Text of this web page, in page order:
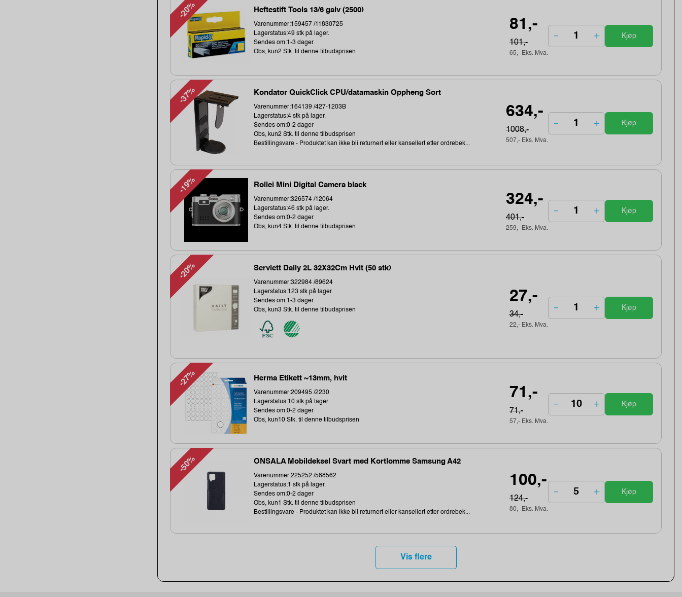
-20% Heftestift Tools 13/6 galv (2500)
Varenummer:159457 /11830725
Lagerstatus:49 stk på lager.
Sendes om:1-3 dager
Obs, kun2 Stk. til denne tilbudsprisen
81,-
101,-
65,- Eks. Mva.
Kjøp
-37% Kondator QuickClick CPU/datamaskin Oppheng Sort
Varenummer:164139 /427-1203B
Lagerstatus:4 stk på lager.
Sendes om:0-2 dager
Obs, kun2 Stk. til denne tilbudsprisen
Bestillingsvare - Produktet kan ikke bli returnert eller kansellert etter ordrebek...
634,-
1008,-
507,- Eks. Mva.
Kjøp
-19% Rollei Mini Digital Camera black
Varenummer:326574 /12064
Lagerstatus:46 stk på lager.
Sendes om:0-2 dager
Obs, kun4 Stk. til denne tilbudsprisen
324,-
401,-
259,- Eks. Mva.
Kjøp
-20% Serviett Daily 2L 32X32Cm Hvit (50 stk)
Varenummer:322984 /89624
Lagerstatus:123 stk på lager.
Sendes om:1-3 dager
Obs, kun3 Stk. til denne tilbudsprisen
27,-
34,-
22,- Eks. Mva.
Kjøp
-27% Herma Etikett ~13mm, hvit
Varenummer:209495 /2230
Lagerstatus:10 stk på lager.
Sendes om:0-2 dager
Obs, kun10 Stk. til denne tilbudsprisen
71,-
71,-
57,- Eks. Mva.
Kjøp
-50% ONSALA Mobildeksel Svart med Kortlomme Samsung A42
Varenummer:225252 /588562
Lagerstatus:1 stk på lager.
Sendes om:0-2 dager
Obs, kun1 Stk. til denne tilbudsprisen
Bestillingsvare - Produktet kan ikke bli returnert eller kansellert etter ordrebek...
100,-
124,-
80,- Eks. Mva.
Kjøp
Vis flere